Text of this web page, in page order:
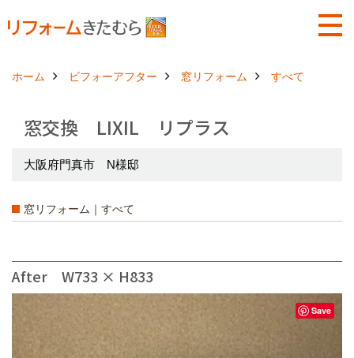
ホーム ビフォーアフター 窓リフォーム すべて
窓交換 LIXIL リプラス
大阪府門真市 N様邸
窓リフォーム｜すべて
After W733 × H833
Save